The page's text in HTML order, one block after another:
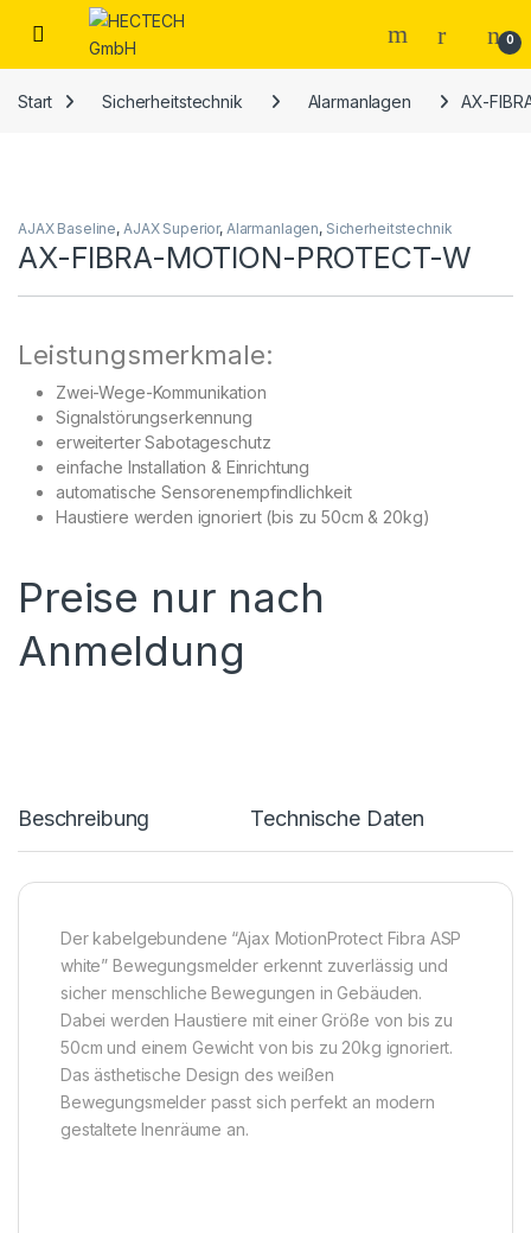
Open 0
Start Sicherheitstechnik Alarmanlagen AX-
AJAX Baseline, AJAX Superior, Alarmanlagen, Sicherheitstechnik
AX-FIBRA-MOTION-PROTECT-W
Leistungsmerkmale:
Zwei-Wege-Kommunikation
Signalstörungserkennung
erweiterter Sabotageschutz
einfache Installation & Einrichtung
automatische Sensorenempfindlichkeit
Haustiere werden ignoriert (bis zu 50cm & 20kg)
Preise nur nach
Anmeldung
Beschreibung Technische Daten
Der kabelgebundene “Ajax MotionProtect Fibra ASP
white” Bewegungsmelder erkennt zuverlässig und
sicher menschliche Bewegungen in Gebäuden.
Dabei werden Haustiere mit einer Größe von bis zu
50cm und einem Gewicht von bis zu 20kg ignoriert.
Das ästhetische Design des weißen
Bewegungsmelder passt sich perfekt an modern
gestaltete Inenräume an.